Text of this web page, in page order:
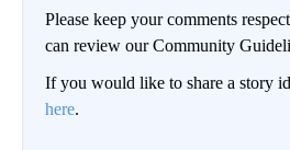
Please keep your comments
can review our Community
If you would like to share a story
here.